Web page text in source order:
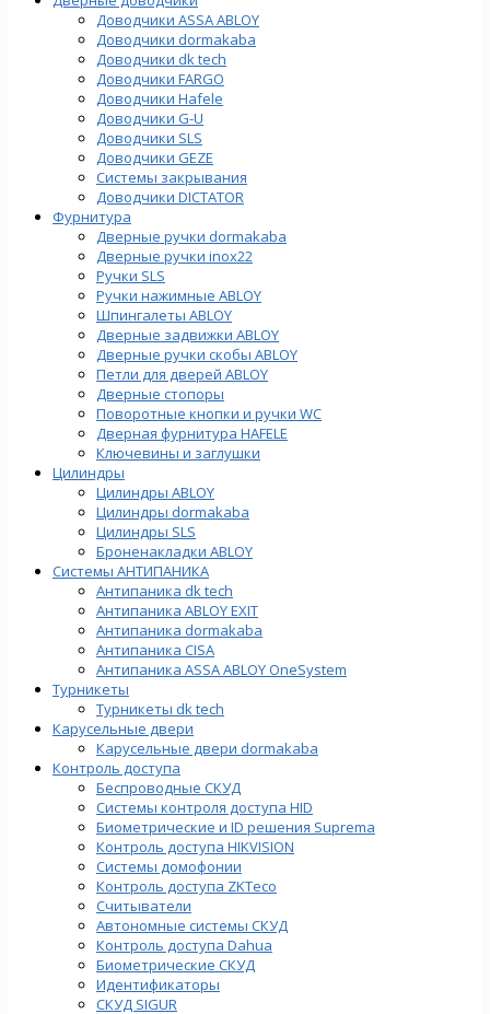
Доводчики ASSA ABLOY
Доводчики dormakaba
Доводчики dk tech
Доводчики FARGO
Доводчики Hafele
Доводчики G-U
Доводчики SLS
Доводчики GEZE
Cистемы закрывания
Доводчики DICTATOR
Фурнитура
Дверные ручки dormakaba
Дверные ручки inox22
Ручки SLS
Ручки нажимные ABLOY
Шпингалеты ABLOY
Дверные задвижки ABLOY
Дверные ручки скобы ABLOY
Петли для дверей ABLOY
Дверные стопоры
Поворотные кнопки и ручки WC
Дверная фурнитура HAFELE
Ключевины и заглушки
Цилиндры
Цилиндры ABLOY
Цилиндры dormakaba
Цилиндры SLS
Броненакладки ABLOY
Системы АНТИПАНИКА
Антипаника dk tech
Антипаника ABLOY EXIT
Антипаника dormakaba
Антипаника СISA
Антипаника ASSA ABLOY OneSystem
Турникеты
Турникеты dk tech
Карусельные двери
Карусельные двери dormakaba
Контроль доступа
Беспроводные СКУД
Системы контроля доступа HID
Биометрические и ID решения Suprema
Контроль доступа HIKVISION
Системы домофонии
Контроль доступа ZKTeco
Считыватели
Автономные системы СКУД
Контроль доступа Dahua
Биометрические СКУД
Идентификаторы
СКУД SIGUR